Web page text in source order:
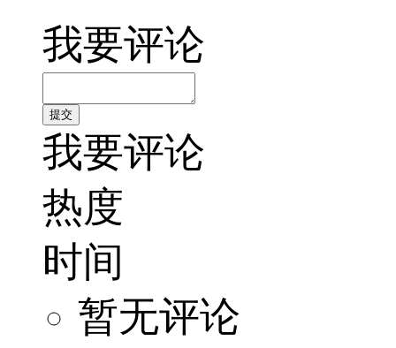
我要评论
我要评论
热度
时间
暂无评论